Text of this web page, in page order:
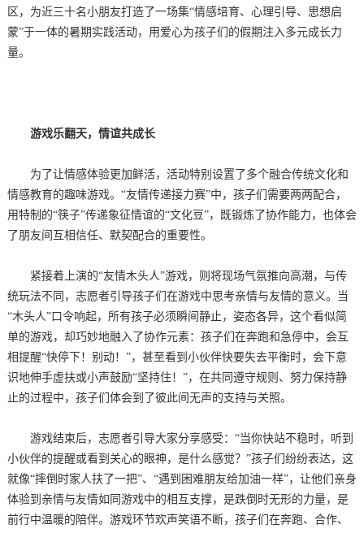
区，为近三十名小朋友打造了一场集“情感培育、心理引导、思想启
蒙”于一体的暑期实践活动，用爱心为孩子们的假期注入多元成长力
量。
游戏乐翻天，情谊共成长
为了让情感体验更加鲜活，活动特别设置了多个融合传统文化和
情感教育的趣味游戏。“友情传递接力赛”中，孩子们需要两两配合，
用特制的“筷子”传递象征情谊的“文化豆”，既锻炼了协作能力，也体会
了朋友间互相信任、默契配合的重要性。
紧接着上演的“友情木头人”游戏，则将现场气氛推向高潮，与传
统玩法不同，志愿者引导孩子们在游戏中思考亲情与友情的意义。当
“木头人”口令响起，所有孩子必须瞬间静止，姿态各异，这个看似简
单的游戏，却巧妙地融入了协作元素：孩子们在奔跑和急停中，会互
相提醒“快停下！别动！”，甚至看到小伙伴快要失去平衡时，会下意
识地伸手虚扶或小声鼓励“坚持住！”，在共同遵守规则、努力保持静
止的过程中，孩子们体会到了彼此间无声的支持与关照。
游戏结束后，志愿者引导大家分享感受：“当你快站不稳时，听到
小伙伴的提醒或看到关心的眼神，是什么感觉？”孩子们纷纷表达，这
就像“摔倒时家人扶了一把”、“遇到困难朋友给加油一样”，让他们亲身
体验到亲情与友情如同游戏中的相互支撑，是跌倒时无形的力量，是
前行中温暖的陪伴。游戏环节欢声笑语不断，孩子们在奔跑、合作、